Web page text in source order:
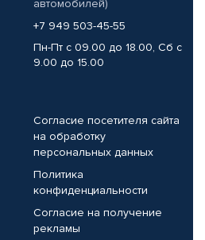
автомобилей)
+7 949 503-45-55
Пн-Пт с 09.00 до 18.00, Сб с
9.00 до 15.00
Согласие посетителя сайта
на обработку
персональных данных
Политика
конфиденциальности
Согласие на получение
рекламы